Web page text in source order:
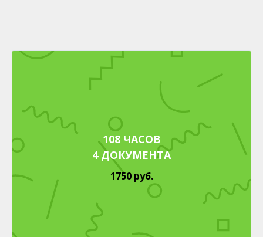
108 ЧАСОВ
4 ДОКУМЕНТА
1750 руб.